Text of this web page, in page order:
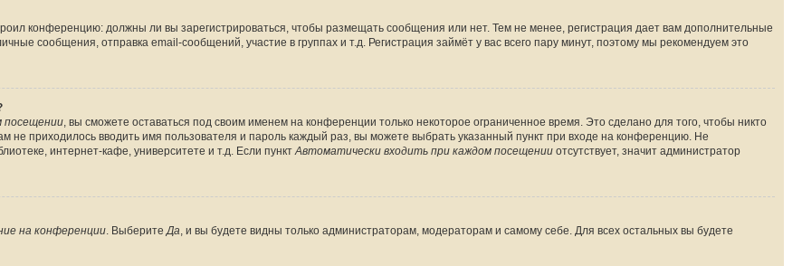
конференцию: должны ли вы зарегистрироваться, чтобы размещать сообщения или нет. Тем не менее, регистрация дает вам дополнительные
сообщения, отправка email-сообщений, участие в группах и т.д. Регистрация займёт у вас всего пару минут, поэтому мы рекомендуем это
посещении, вы сможете оставаться под своим именем на конференции только некоторое ограниченное время. Это сделано для того, чтобы никто
не приходилось вводить имя пользователя и пароль каждый раз, вы можете выбрать указанный пункт при входе на конференцию. Не
интернет-кафе, университете и т.д. Если пунктАвтоматически входить при каждом посещении отсутствует, значит администратор
на конференции. ВыберитеДа, и вы будете видны только администраторам, модераторам и самому себе. Для всех остальных вы будете